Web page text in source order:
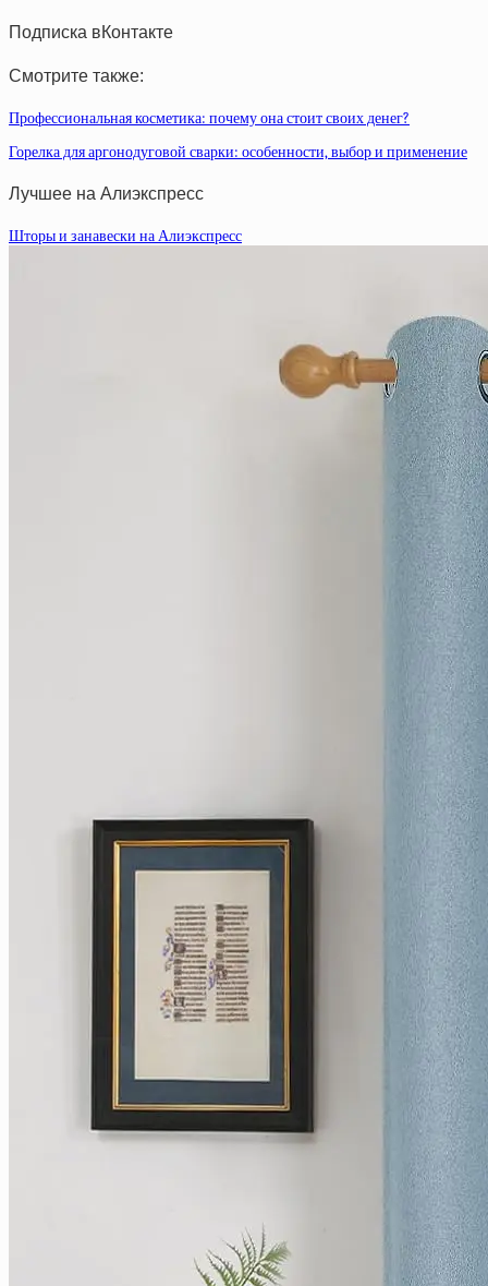
Подписка вКонтакте
Смотрите также:
Профессиональная косметика: почему она стоит своих денег?
Горелка для аргонодуговой сварки: особенности, выбор и применение
Лучшее на Алиэкспресс
Шторы и занавески на Алиэкспресс